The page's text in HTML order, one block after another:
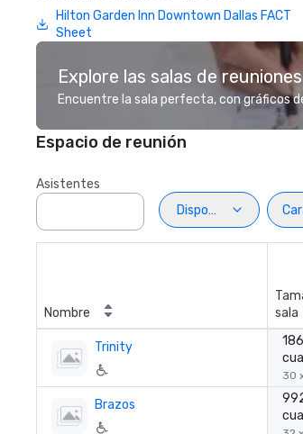
Hilton Garden Inn Downtown Dallas FACT
Sheet
Explore las salas de reuniones
Encuentre la sala perfecta, con gráficos
Espacio de reunión
Asistentes
Disposiciön
Nombre
sala
Trinity
30
Brazos